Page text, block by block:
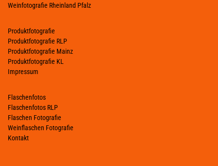
Weinfotografie Rheinland Pfalz
Produktfotografie
Produktfotografie RLP
Produktfotografie Mainz
Produktfotografie KL
Impressum
Flaschenfotos
Flaschenfotos RLP
Flaschen Fotografie
Weinflaschen Fotografie
Kontakt